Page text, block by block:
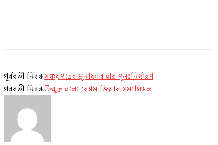
পূর্ববর্তী নিবন্ধসঞ্চয়পত্রের মুনাফার হার পুনঃনির্ধারণ
পরবর্তী নিবন্ধউন্মুক্ত হলো বেগম জিয়ার সমাধিস্থল